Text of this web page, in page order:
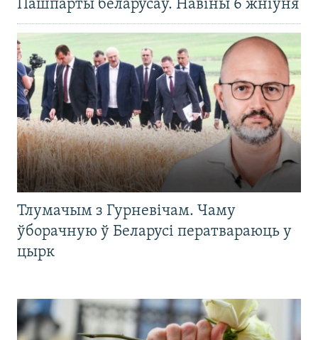
Пашпарты беларусаў. Навіны 6 жніўня
Тлумачым з Гурневічам. Чаму
ўборачную ў Беларусі ператвараюць у
цырк